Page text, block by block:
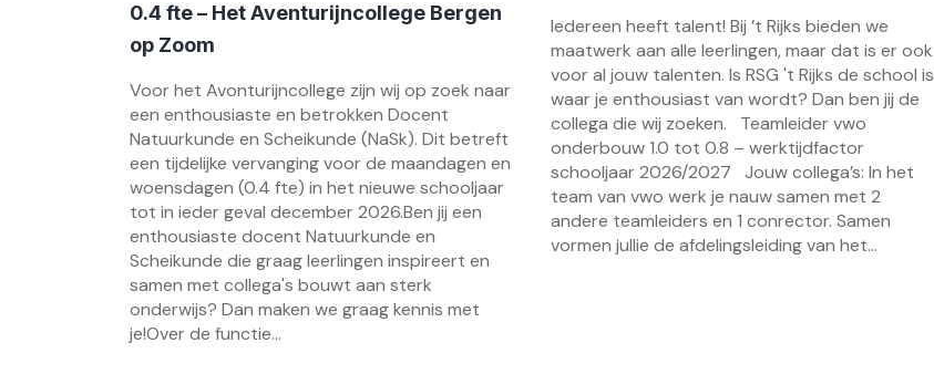
0.4 fte – Het Aventurijncollege Bergen
op Zoom
Voor het Avonturijncollege zijn wij op zoek naar
een enthousiaste en betrokken Docent
Natuurkunde en Scheikunde (NaSk). Dit betreft
een tijdelijke vervanging voor de maandagen en
woensdagen (0.4 fte) in het nieuwe schooljaar
tot in ieder geval december 2026.Ben jij een
enthousiaste docent Natuurkunde en
Scheikunde die graag leerlingen inspireert en
samen met collega's bouwt aan sterk
onderwijs? Dan maken we graag kennis met
je!Over de functie...
Iedereen heeft talent! Bij ’t Rijks bieden we
maatwerk aan alle leerlingen, maar dat is er ook
voor al jouw talenten. Is RSG 't Rijks de school is
waar je enthousiast van wordt? Dan ben jij de
collega die wij zoeken. Teamleider vwo
onderbouw 1.0 tot 0.8 – werktijdfactor
schooljaar 2026/2027 Jouw collega’s: In het
team van vwo werk je nauw samen met 2
andere teamleiders en 1 conrector. Samen
vormen jullie de afdelingsleiding van het...